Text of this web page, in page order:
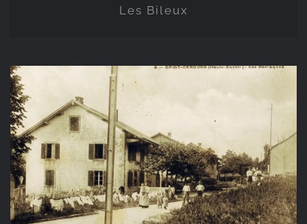
Les Bileux
Les Barraques